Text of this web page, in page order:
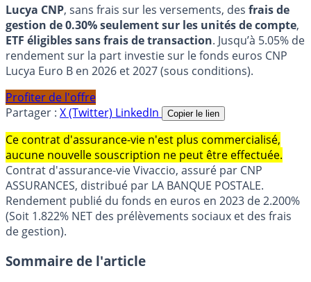
Lucya CNP, sans frais sur les versements, des frais de
gestion de 0.30% seulement sur les unités de compte,
ETF éligibles sans frais de transaction. Jusqu’à 5.05% de
rendement sur la part investie sur le fonds euros CNP
Lucya Euro B en 2026 et 2027 (sous conditions).
Profiter de l'offre
Partager : X (Twitter) LinkedIn Copier le lien
Ce contrat d'assurance-vie n'est plus commercialisé,
aucune nouvelle souscription ne peut être effectuée.
Contrat d'assurance-vie Vivaccio, assuré par CNP
ASSURANCES, distribué par LA BANQUE POSTALE.
Rendement publié du fonds en euros en 2023 de 2.200%
(Soit 1.822% NET des prélèvements sociaux et des frais
de gestion).
Sommaire de l'article